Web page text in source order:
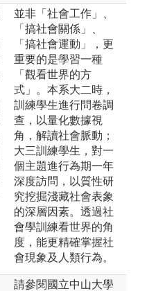
並非「社會工作」、
「搞社會關係」、
「搞社會運動」，更
重要的是學習一種
「觀看世界的方
式」。本系大二時，
訓練學生進行問卷調
查，以量化數據視
角，解讀社會脈動；
大三訓練學生，對一
個主題進行為期一年
深度訪問，以質性研
究挖掘淺藏社會表象
的深層因素。透過社
會學訓練看世界的角
度，能更精確掌握社
會現象及人類行為。
請參閱國立中山大學